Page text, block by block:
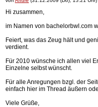
Hi zusammen,
im Namen von bachelorbwl.com
Feiert, was das Zeug hält und
verdient.
Für 2010 wünsche ich allen viel
Einzelne selbst wünscht.
Für alle Anregungen bzgl. der
einfach hier im Thread äußern
Viele Grüße,